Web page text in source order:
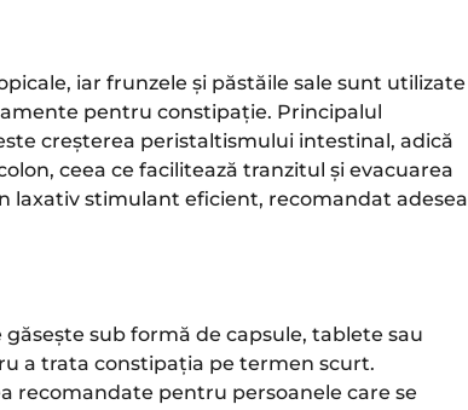
iar frunzele și păstăile sale sunt utilizate
pentru constipație. Principalul
creșterea peristaltismului intestinal, adică
ceea ce facilitează tranzitul și evacuarea
laxativ stimulant eficient, recomandat adesea
găsește sub formă de capsule, tablete sau
a trata constipația pe termen scurt.
recomandate pentru persoanele care se